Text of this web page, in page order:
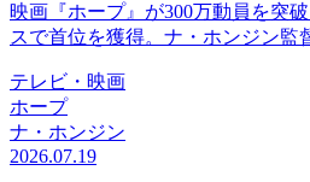
映画『ホープ』が300万動員を突
スで首位を獲得。ナ・ホンジン監
テレビ・映画
ホープ
ナ・ホンジン
2026.07.19